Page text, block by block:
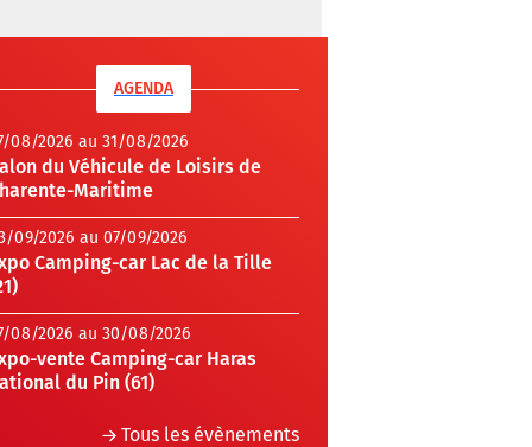
AGENDA
08/2026 au 31/08/2026
du Véhicule de Loisirs de
Maritime
09/2026 au 07/09/2026
Camping-car Lac de la Tille
08/2026 au 30/08/2026
vente Camping-car Haras
du Pin (61)
Tous les évènements